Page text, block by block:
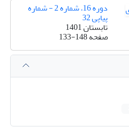
دوره 16، شماره 2 - شماره
پیاپی 32
تابستان 1401
صفحه133-148